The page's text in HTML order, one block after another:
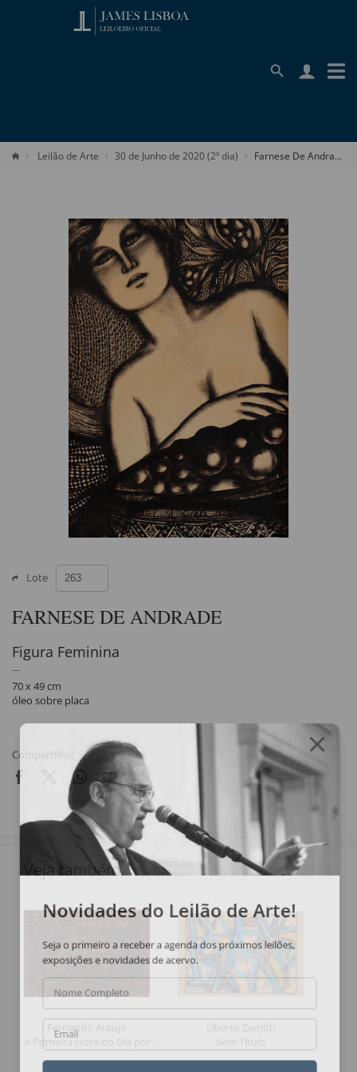
Leilão de Arte 30 de Junho de 2020 (2º dia) Farnese De Andrade
Lote
FARNESE DE ANDRADE
Figura Feminina
70 x 49 cm
óleo sobre placa
Compartilhar
Veja também
Fernando Araujo
A Primeira Hora do Dia por Jacob
Uberto Zamith
Sem Título
Novidades do Leilão de Arte!
Seja o primeiro a receber a agenda dos próximos leilões,
exposições e novidades de acervo.
Nome Completo
Email